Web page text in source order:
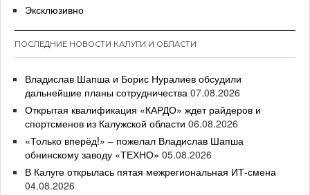
Эксклюзивно
ПОСЛЕДНИЕ НОВОСТИ КАЛУГИ И ОБЛАСТИ
Владислав Шапша и Борис Нуралиев обсудили
дальнейшие планы сотрудничества 07.08.2026
Открытая квалификация «КАРДО» ждет райдеров и
спортсменов из Калужской области 06.08.2026
«Только вперёд!» – пожелал Владислав Шапша
обнинскому заводу «ТЕХНО» 05.08.2026
В Калуге открылась пятая межрегиональная ИТ-смена
04.08.2026